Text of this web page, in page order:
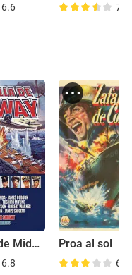
6.6 7.4
La batalla de Midway
6.8
Proa al sol
6.3